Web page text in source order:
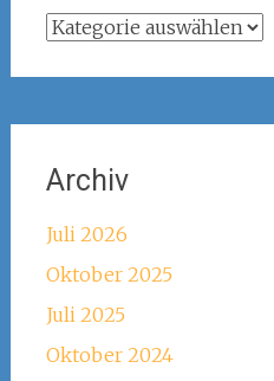
Kategorien
Archiv
Juli 2026
Oktober 2025
Juli 2025
Oktober 2024